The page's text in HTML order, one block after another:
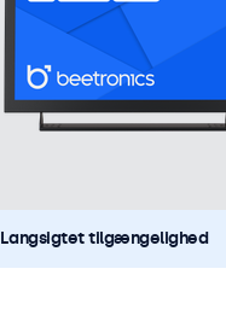
Langsigtet tilgængelighed